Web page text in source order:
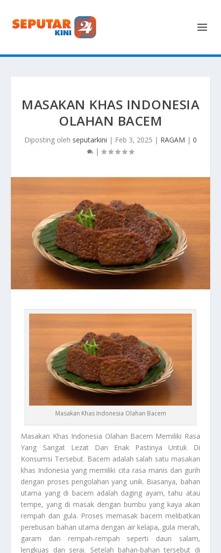
MASAKAN KHAS INDONESIA
OLAHAN BACEM
Diposting oleh seputarkini | Feb 3, 2025 | RAGAM | 0
|
Masakan Khas Indonesia Olahan Bacem
Masakan Khas Indonesia Olahan Bacem Memiliki Rasa
Yang Sangat Lezat Dan Enak Pastinya Untuk Di
Konsumsi Tersebut. Bacem adalah salah satu masakan
khas Indonesia yang memiliki cita rasa manis dan gurih
dengan proses pengolahan yang unik. Biasanya, bahan
utama yang di bacem adalah daging ayam, tahu atau
tempe, yang di masak dengan bumbu yang kaya akan
rempah dan gula. Proses memasak bacem melibatkan
perebusan bahan utama dengan air kelapa, gula merah,
garam dan rempah-rempah seperti daun salam,
lengkuas dan serai. Setelah bahan-bahan tersebut di